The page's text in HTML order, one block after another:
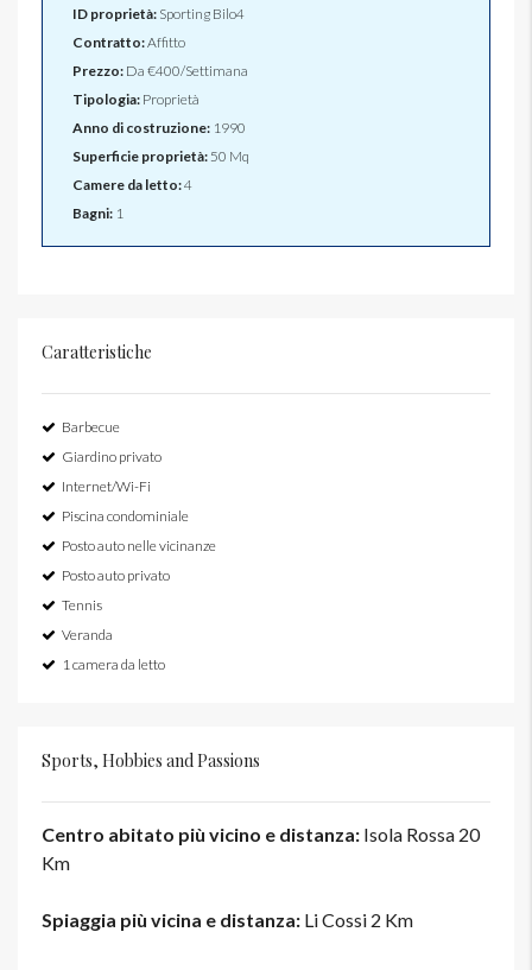
ID proprietà: Sporting Bilo4
Contratto:Affitto
Prezzo: Da €400/Settimana
Tipologia: Proprietà
Anno di costruzione: 1990
Superficie proprietà: 50 Mq
Camere da letto:4
Bagni: 1
Caratteristiche
Barbecue
Giardino privato
Internet/Wi-Fi
Piscina condominiale
Posto auto nelle vicinanze
Posto auto privato
Tennis
Veranda
1 camera da letto
Sports, Hobbies and Passions
Centro abitato più vicino e distanza: Isola Rossa 20
Km
Spiaggia più vicina e distanza: Li Cossi 2 Km